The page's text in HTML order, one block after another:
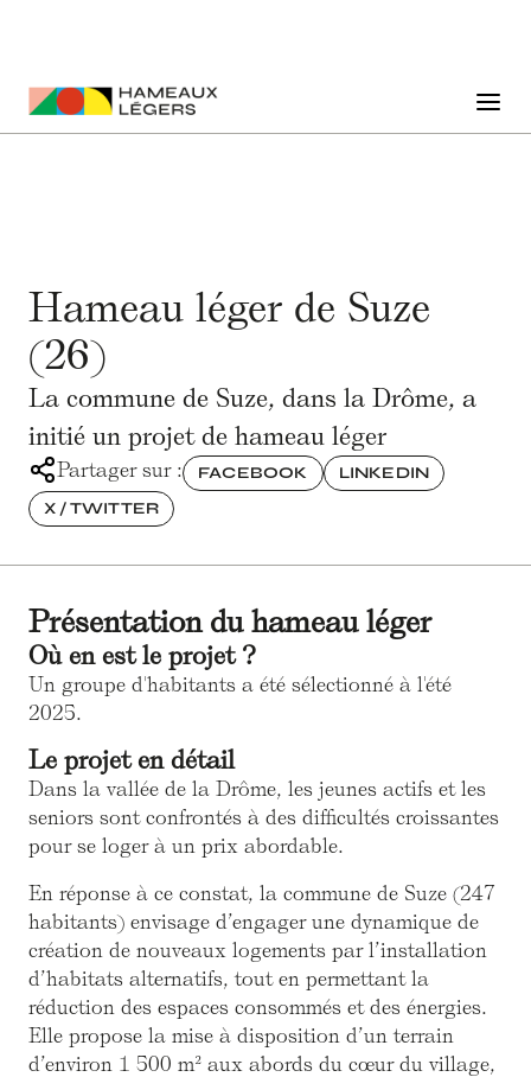
Hameau léger de Suze
(26)
La commune de Suze, dans la Drôme, a
initié un projet de hameau léger
Partager sur : FACEBOOK
LINKEDIN
X / TWITTER
Présentation du hameau léger
Où en est le projet ?
Un groupe d'habitants a été sélectionné à l'été
2025.
Le projet en détail
Dans la vallée de la Drôme, les jeunes actifs et les
seniors sont confrontés à des difficultés croissantes
pour se loger à un prix abordable.
En réponse à ce constat, la commune de Suze (247
habitants) envisage d’engager une dynamique de
création de nouveaux logements par l’installation
d’habitats alternatifs, tout en permettant la
réduction des espaces consommés et des énergies.
Elle propose la mise à disposition d’un terrain
d’environ 1 500 m² aux abords du cœur du village,